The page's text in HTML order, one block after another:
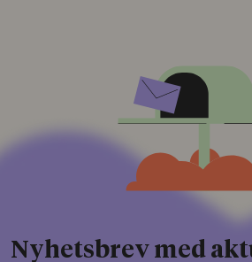
Nyhetsbrev med